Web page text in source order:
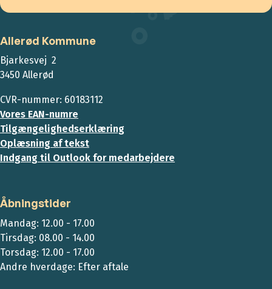
Allerød Kommune
Bjarkesvej 2
3450 Allerød
CVR-nummer: 60183112
Vores EAN-numre
Tilgængelighedserklæring
Oplæsning af tekst
Indgang til Outlook for medarbejdere
Åbningstider
Mandag: 12.00 - 17.00
Tirsdag: 08.00 - 14.00
Torsdag: 12.00 - 17.00
Andre hverdage: Efter aftale